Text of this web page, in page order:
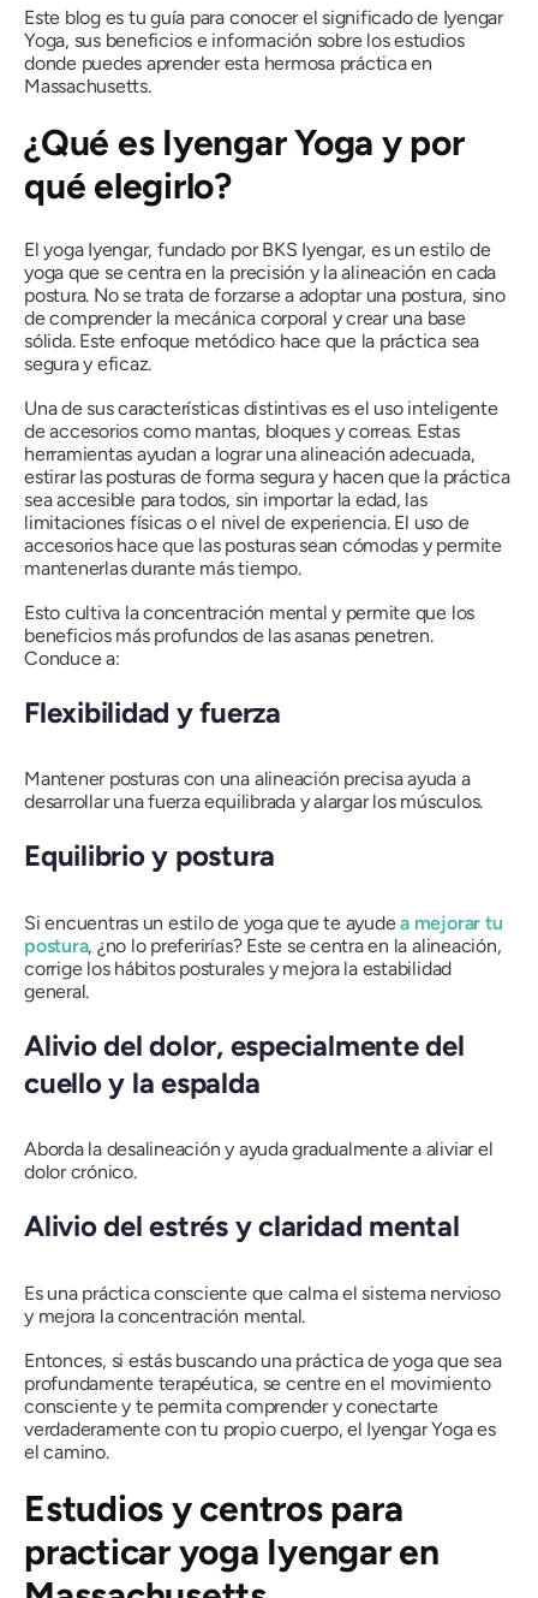
Este blog es tu guía para conocer el significado de Iyengar
Yoga, sus beneficios e información sobre los estudios
donde puedes aprender esta hermosa práctica en
Massachusetts.
¿Qué es Iyengar Yoga y por
qué elegirlo?
El yoga Iyengar, fundado por BKS Iyengar, es un estilo de
yoga que se centra en la precisión y la alineación en cada
postura. No se trata de forzarse a adoptar una postura, sino
de comprender la mecánica corporal y crear una base
sólida. Este enfoque metódico hace que la práctica sea
segura y eficaz.
Una de sus características distintivas es el uso inteligente
de accesorios como mantas, bloques y correas. Estas
herramientas ayudan a lograr una alineación adecuada,
estirar las posturas de forma segura y hacen que la práctica
sea accesible para todos, sin importar la edad, las
limitaciones físicas o el nivel de experiencia. El uso de
accesorios hace que las posturas sean cómodas y permite
mantenerlas durante más tiempo.
Esto cultiva la concentración mental y permite que los
beneficios más profundos de las asanas penetren.
Conduce a:
Flexibilidad y fuerza
Mantener posturas con una alineación precisa ayuda a
desarrollar una fuerza equilibrada y alargar los músculos.
Equilibrio y postura
Si encuentras un estilo de yoga que te ayudea mejorar tu
postura, ¿no lo preferirías? Este se centra en la alineación,
corrige los hábitos posturales y mejora la estabilidad
general.
Alivio del dolor, especialmente del
cuello y la espalda
Aborda la desalineación y ayuda gradualmente a aliviar el
dolor crónico.
Alivio del estrés y claridad mental
Es una práctica consciente que calma el sistema nervioso
y mejora la concentración mental.
Entonces, si estás buscando una práctica de yoga que sea
profundamente terapéutica, se centre en el movimiento
consciente y te permita comprender y conectarte
verdaderamente con tu propio cuerpo, el Iyengar Yoga es
el camino.
Estudios y centros para
practicar yoga Iyengar en